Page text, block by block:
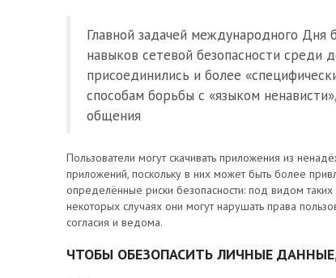
Главной задачей международного Дня
навыков сетевой безопасности
присоединились и более
способам борьбы с «языком
общения
Пользователи могут скачивать приложения из
приложений, поскольку в них может быть более
определённые риски безопасности: под видом
некоторых случаях они могут нарушать права
согласия и ведома.
ЧТОБЫ ОБЕЗОПАСИТЬ ЛИЧНЫЕ ДАННЫЕ,